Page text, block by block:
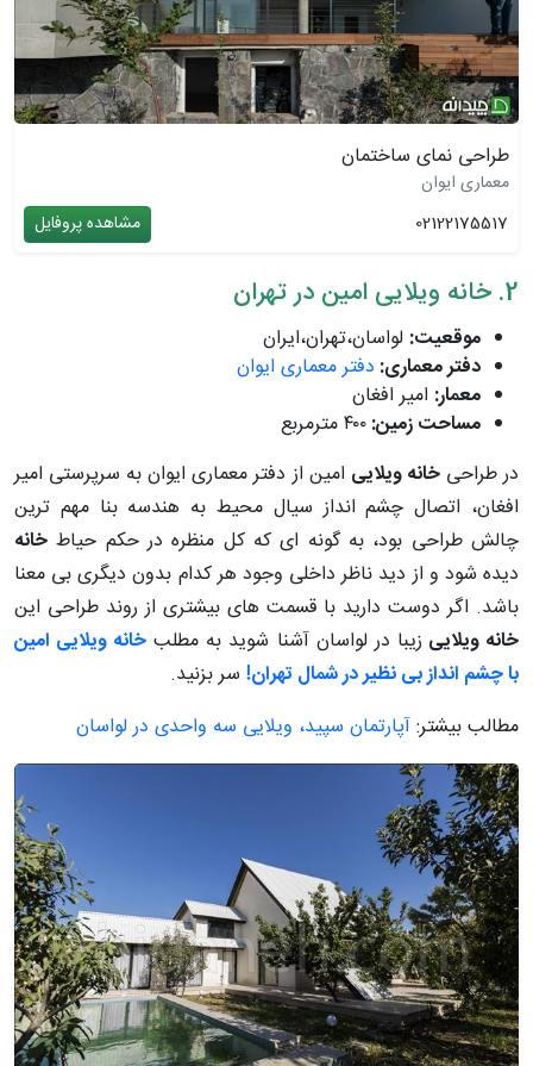
طراحی نمای ساختمان
معماری ایوان
02122175517
مشاهده پروفایل
2. خانه ویلایی امین در تهران
موقعیت: لواسان،تهران،ایران
دفتر معماری: دفتر معماری ایوان
معمار: امیر افغان
مساحت زمین:۴۰۰ مترمربع
در طراحیخانه ویلایی امین از دفتر معماری ایوان به سرپرستی امیر
افغان، اتصال چشم انداز سیال محیط به هندسه بنا مهم ترین
چالش طراحی بود، به گونه ای که کل منظره در حکم حیاط خانه
دیده شود و از دید ناظر داخلی وجود هر کدام بدون دیگری بی معنا
باشد. اگر دوست دارید با قسمت های بیشتری از روند طراحی این
خانه ویلایی زیبا در لواسان آشنا شوید به مطلب خانه ویلایی امین
با چشم انداز بی نظیر در شمال تهران! سر بزنید.
مطالب بیشتر:آپارتمان سپید، ویلایی سه واحدی در لواسان